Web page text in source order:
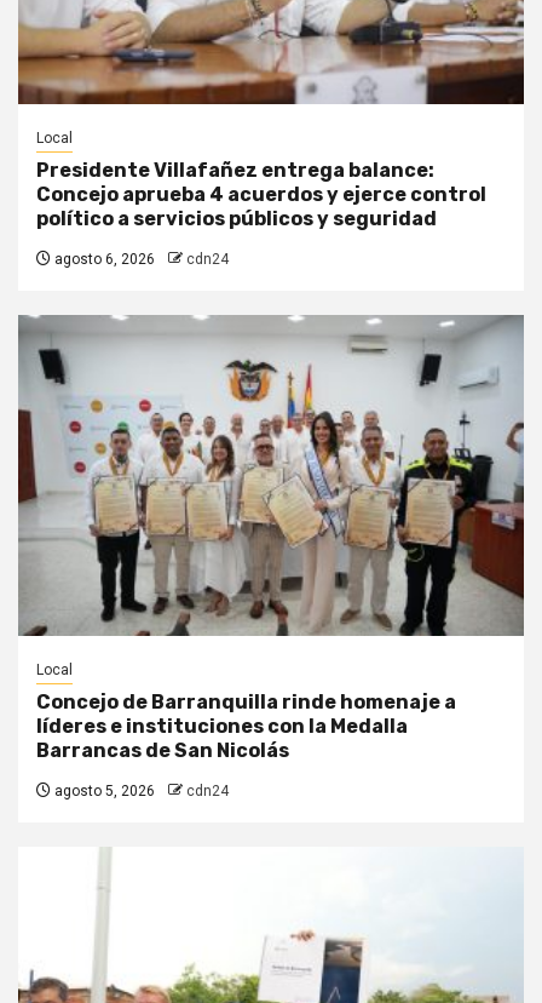
Local
Presidente Villafañez entrega balance:
Concejo aprueba 4 acuerdos y ejerce control
político a servicios públicos y seguridad
agosto 6, 2026 cdn24
Local
Concejo de Barranquilla rinde homenaje a
líderes e instituciones con la Medalla
Barrancas de San Nicolás
agosto 5, 2026 cdn24